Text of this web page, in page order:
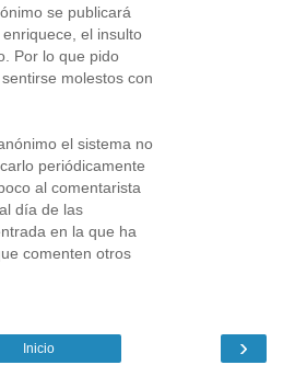
se publicará
el insulto
Por lo que pido
molestos con
el sistema no
periódicamente
al comentarista
día de las
en la que ha
comenten otros
›
Inicio